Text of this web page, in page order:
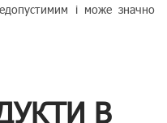
і може значно
В